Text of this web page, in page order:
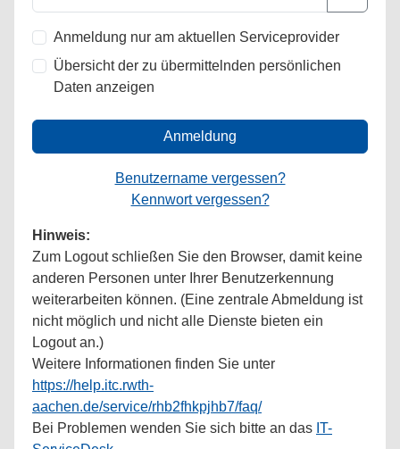
Anmeldung nur am aktuellen Serviceprovider
Übersicht der zu übermittelnden persönlichen
Daten anzeigen
Anmeldung
Benutzername vergessen?
Kennwort vergessen?
Hinweis:
Zum Logout schließen Sie den Browser, damit keine
anderen Personen unter Ihrer Benutzerkennung
weiterarbeiten können. (Eine zentrale Abmeldung ist
nicht möglich und nicht alle Dienste bieten ein
Logout an.)
Weitere Informationen finden Sie unter
https://help.itc.rwth-
aachen.de/service/rhb2fhkpjhb7/faq/
Bei Problemen wenden Sie sich bitte an das IT-